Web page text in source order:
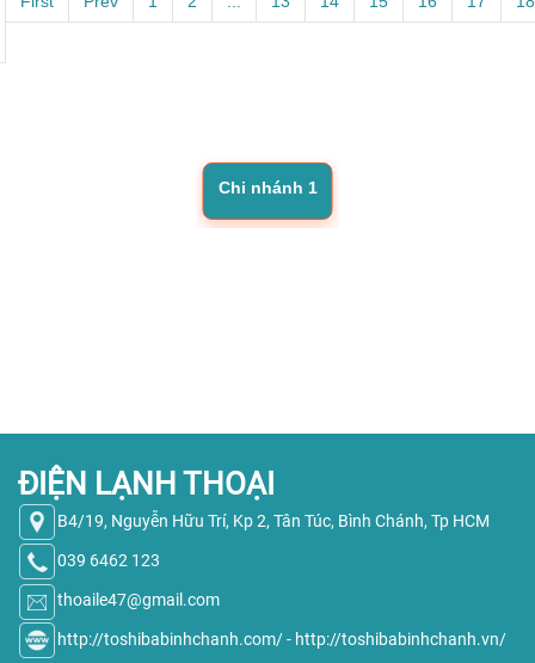
Chi nhánh 1
ĐIỆN LẠNH THOẠI
B4/19, Nguyễn Hữu Trí, Kp 2, Tân Túc, Bình Chánh, Tp HCM
039 6462 123
thoaile47@gmail.com
http://toshibabinhchanh.com/- http://toshibabinhchanh.vn/